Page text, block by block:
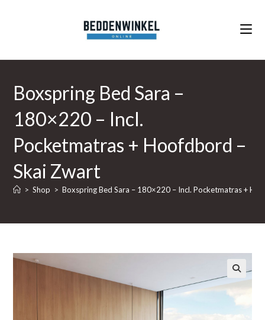
Boxspring Bed Sara –
180×220 – Incl.
Pocketmatras + Hoofdbord –
Skai Zwart
> Shop > Boxspring Bed Sara – 180×220 – Incl. Pocketmatras +
🔍